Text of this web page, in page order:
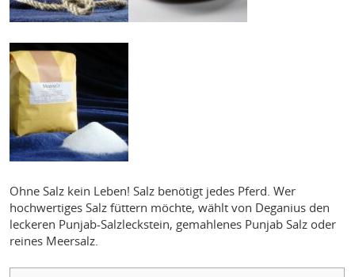
Ohne Salz kein Leben! Salz benötigt jedes Pferd. Wer
hochwertiges Salz füttern möchte, wählt von Deganius den
leckeren Punjab-Salzleckstein, gemahlenes Punjab Salz oder
reines Meersalz.